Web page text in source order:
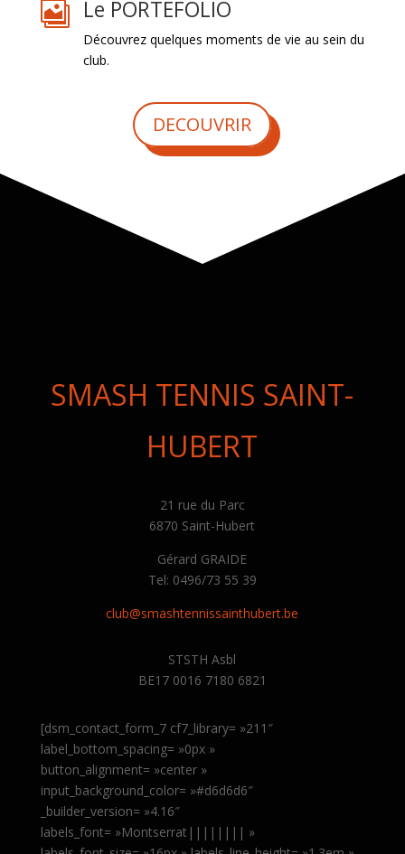
 Le PORTEFOLIO
Découvrez quelques moments de vie au sein du
club.
DECOUVRIR
SMASH TENNIS SAINT-
HUBERT
21 rue du Parc
6870 Saint-Hubert
Gérard GRAIDE
Tel: 0496/73 55 39
club@smashtennissainthubert.be
STSTH Asbl
BE17 0016 7180 6821
[dsm_contact_form_7 cf7_library= »211″
label_bottom_spacing= »0px »
button_alignment= »center »
input_background_color= »#d6d6d6″
_builder_version= »4.16″
labels_font= »Montserrat|||||||| »